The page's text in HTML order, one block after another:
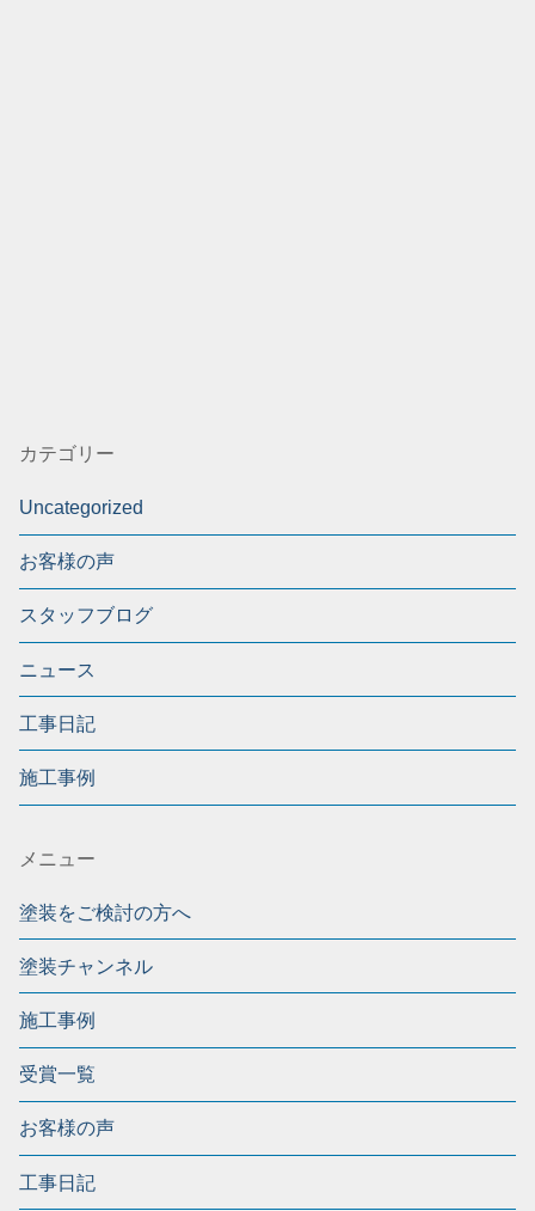
カテゴリー
Uncategorized
お客様の声
スタッフブログ
ニュース
工事日記
施工事例
メニュー
塗装をご検討の方へ
塗装チャンネル
施工事例
受賞一覧
お客様の声
工事日記